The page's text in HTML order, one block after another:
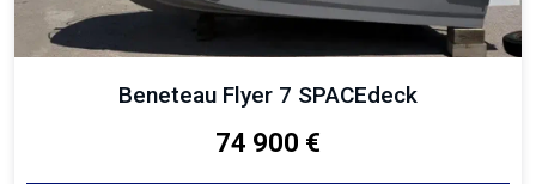
Beneteau Flyer 7 SPACEdeck
74 900 €